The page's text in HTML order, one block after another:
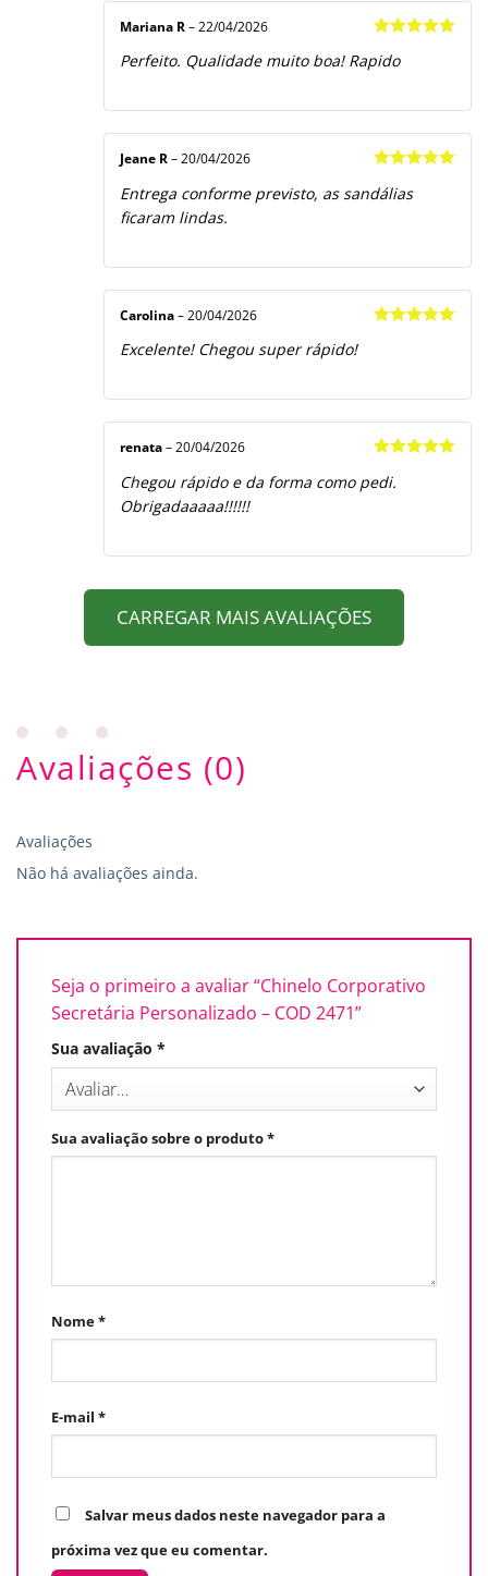
de 5
Mariana R – 22/04/2026
Perfeito. Qualidade muito boa! Rapido
de 5
Jeane R – 20/04/2026
Entrega conforme previsto, as sandálias
ficaram lindas.
Carolina – 20/04/2026
Excelente! Chegou super rápido!
de 5
renata – 20/04/2026
Chegou rápido e da forma como pedi.
Obrigadaaaaa!!!!!!
CARREGAR MAIS AVALIAÇÕES
Avaliações (0)
Avaliações
Não há avaliações ainda.
Seja o primeiro a avaliar “Chinelo Corporativo
Secretária Personalizado – COD 2471”
Sua avaliação *
Sua avaliação sobre o produto*
Nome*
E-mail *
Salvar meus dados neste navegador para a
próxima vez que eu comentar.